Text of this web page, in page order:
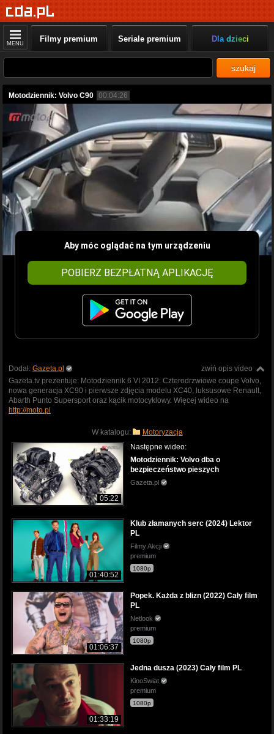
MENU Filmy premium Seriale premium Dla dzieci
szukaj
Motodziennik: Volvo C90 00:04:26
Aby móc oglądać na tym urządzeniu
POBIERZ BEZPŁATNĄ APLIKACJĘ
zwiń opis video
Dodał: Gazeta.pl
Gazeta.tv prezentuje: Motodziennik 6 VI 2012: Czterodrzwiowe coupe Volvo,
nowa generacja XC90 i pierwsze zdjęcia modelu XC40, luksusowe Renault,
Abarth Punto Supersport oraz kącik motocyklowy. Więcej wideo na
http://moto.pl
W katalogu: Motoryzacja
05:22
Następne wideo:
Motodziennik: Volvo dba o
bezpieczeństwo pieszych
Gazeta.pl
01:40:52
Klub złamanych serc (2024) Lektor
PL
Filmy Akcji
premium
1080p
01:06:37
Popek. Każda z blizn (2022) Cały film
PL
Netlook
premium
1080p
01:33:19
Jedna dusza (2023) Cały film PL
KinoSwiat
premium
1080p